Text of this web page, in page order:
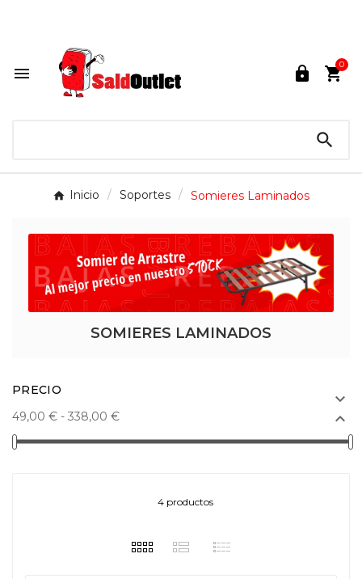
  0

Inicio Soportes Somieres Laminados
SOMIERES LAMINADOS
PRECIO


49,00 € - 338,00 €
4 productos